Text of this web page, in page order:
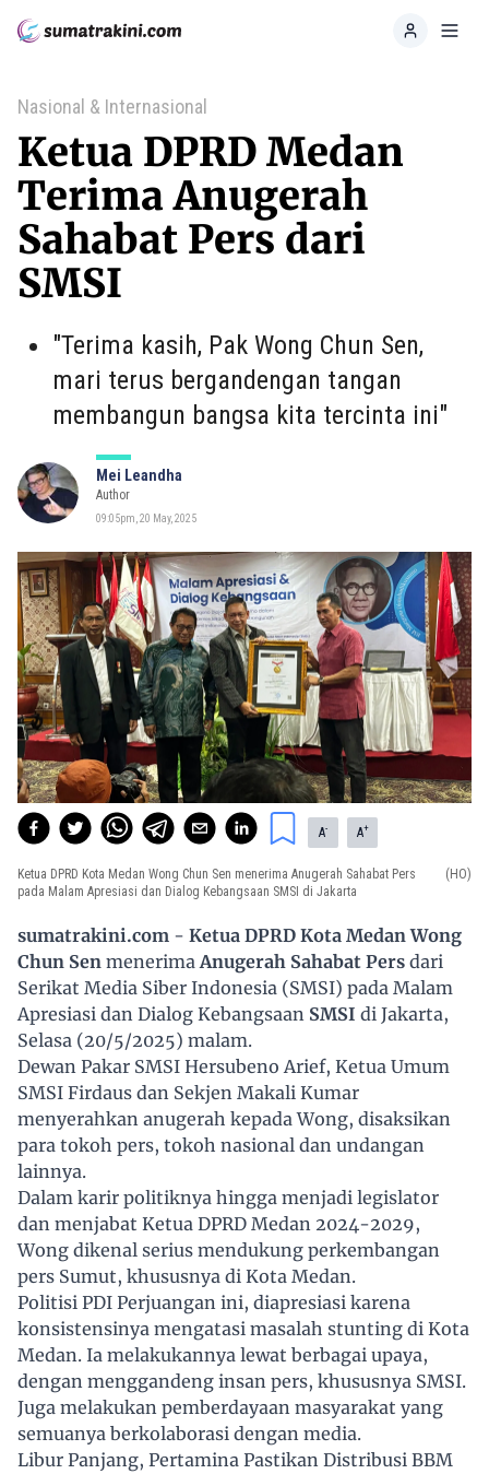
Home
Nasional & Internasional
Ketua DPRD Medan
Terima Anugerah
Sahabat Pers dari
SMSI
"Terima kasih, Pak Wong Chun Sen,
mari terus bergandengan tangan
membangun bangsa kita tercinta ini"
Mei Leandha
Author
09:05pm, 20 May, 2025
A- A+
Ketua DPRD Kota Medan Wong Chun Sen menerima Anugerah Sahabat Pers
pada Malam Apresiasi dan Dialog Kebangsaan SMSI di Jakarta
(HO)
sumatrakini.com - Ketua DPRD Kota Medan Wong
Chun Sen menerimaAnugerah Sahabat Pers dari
Serikat Media Siber Indonesia (SMSI) pada Malam
Apresiasi dan Dialog Kebangsaan SMSI di Jakarta,
Selasa (20/5/2025) malam.
Dewan Pakar SMSI Hersubeno Arief, Ketua Umum
SMSI Firdaus dan Sekjen Makali Kumar
menyerahkan anugerah kepada Wong, disaksikan
para tokoh pers, tokoh nasional dan undangan
lainnya.
Dalam karir politiknya hingga menjadi legislator
dan menjabat Ketua DPRD Medan 2024-2029,
Wong dikenal serius mendukung perkembangan
pers Sumut, khususnya di Kota Medan.
Politisi PDI Perjuangan ini, diapresiasi karena
konsistensinya mengatasi masalah stunting di Kota
Medan. Ia melakukannya lewat berbagai upaya,
dengan menggandeng insan pers, khususnya SMSI.
Juga melakukan pemberdayaan masyarakat yang
semuanya berkolaborasi dengan media.
Libur Panjang, Pertamina Pastikan Distribusi BBM